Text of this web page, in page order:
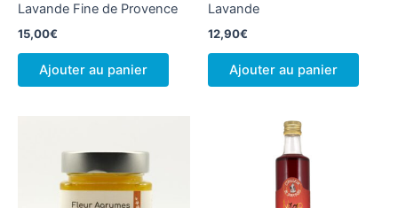
Lavande Fine de Provence
15,00€
Ajouter au panier
Lavande
12,90€
Ajouter au panier